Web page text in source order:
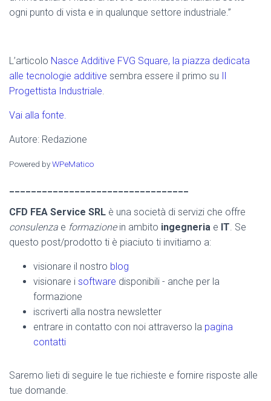
ogni punto di vista e in qualunque settore industriale.”
L’articolo Nasce Additive FVG Square, la piazza dedicata
alle tecnologie additive sembra essere il primo su Il
Progettista Industriale.
Vai alla fonte.
Autore: Redazione
Powered byWPeMatico
CFD FEA Service SRL è una società di servizi che offre
consulenza e formazionein ambito ingegneria e IT. Se
questo post/prodotto ti è piaciuto ti invitiamo a:
visionare il nostro blog
visionare i software disponibili - anche per la
formazione
iscriverti alla nostra newsletter
entrare in contatto con noi attraverso la pagina
contatti
Saremo lieti di seguire le tue richieste e fornire risposte alle
tue domande.